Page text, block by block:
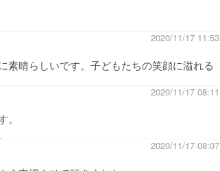
2020/11/17 11:53
素晴らしいです。子どもたちの笑顔に溢れる
2020/11/17 08:11
2020/11/17 08:07